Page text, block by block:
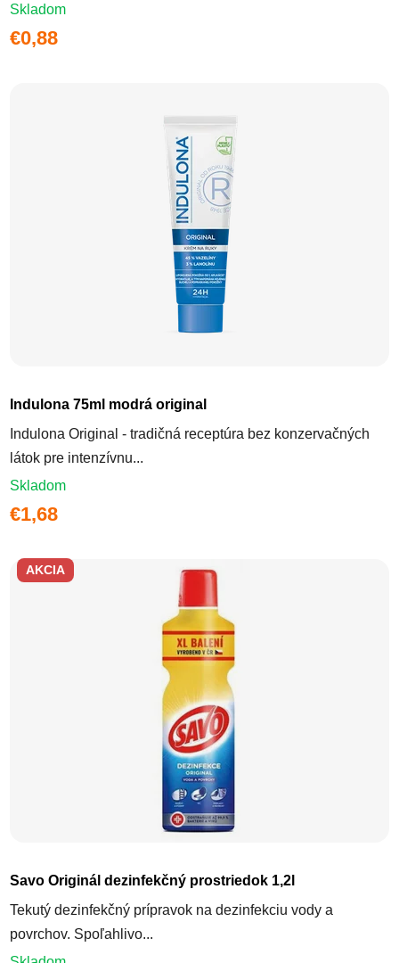
Skladom
€0,88
Indulona 75ml modrá original
Indulona Original - tradičná receptúra bez konzervačných
látok pre intenzívnu...
Skladom
€1,68
AKCIA
Savo Originál dezinfekčný prostriedok 1,2l
Tekutý dezinfekčný prípravok na dezinfekciu vody a
povrchov. Spoľahlivo...